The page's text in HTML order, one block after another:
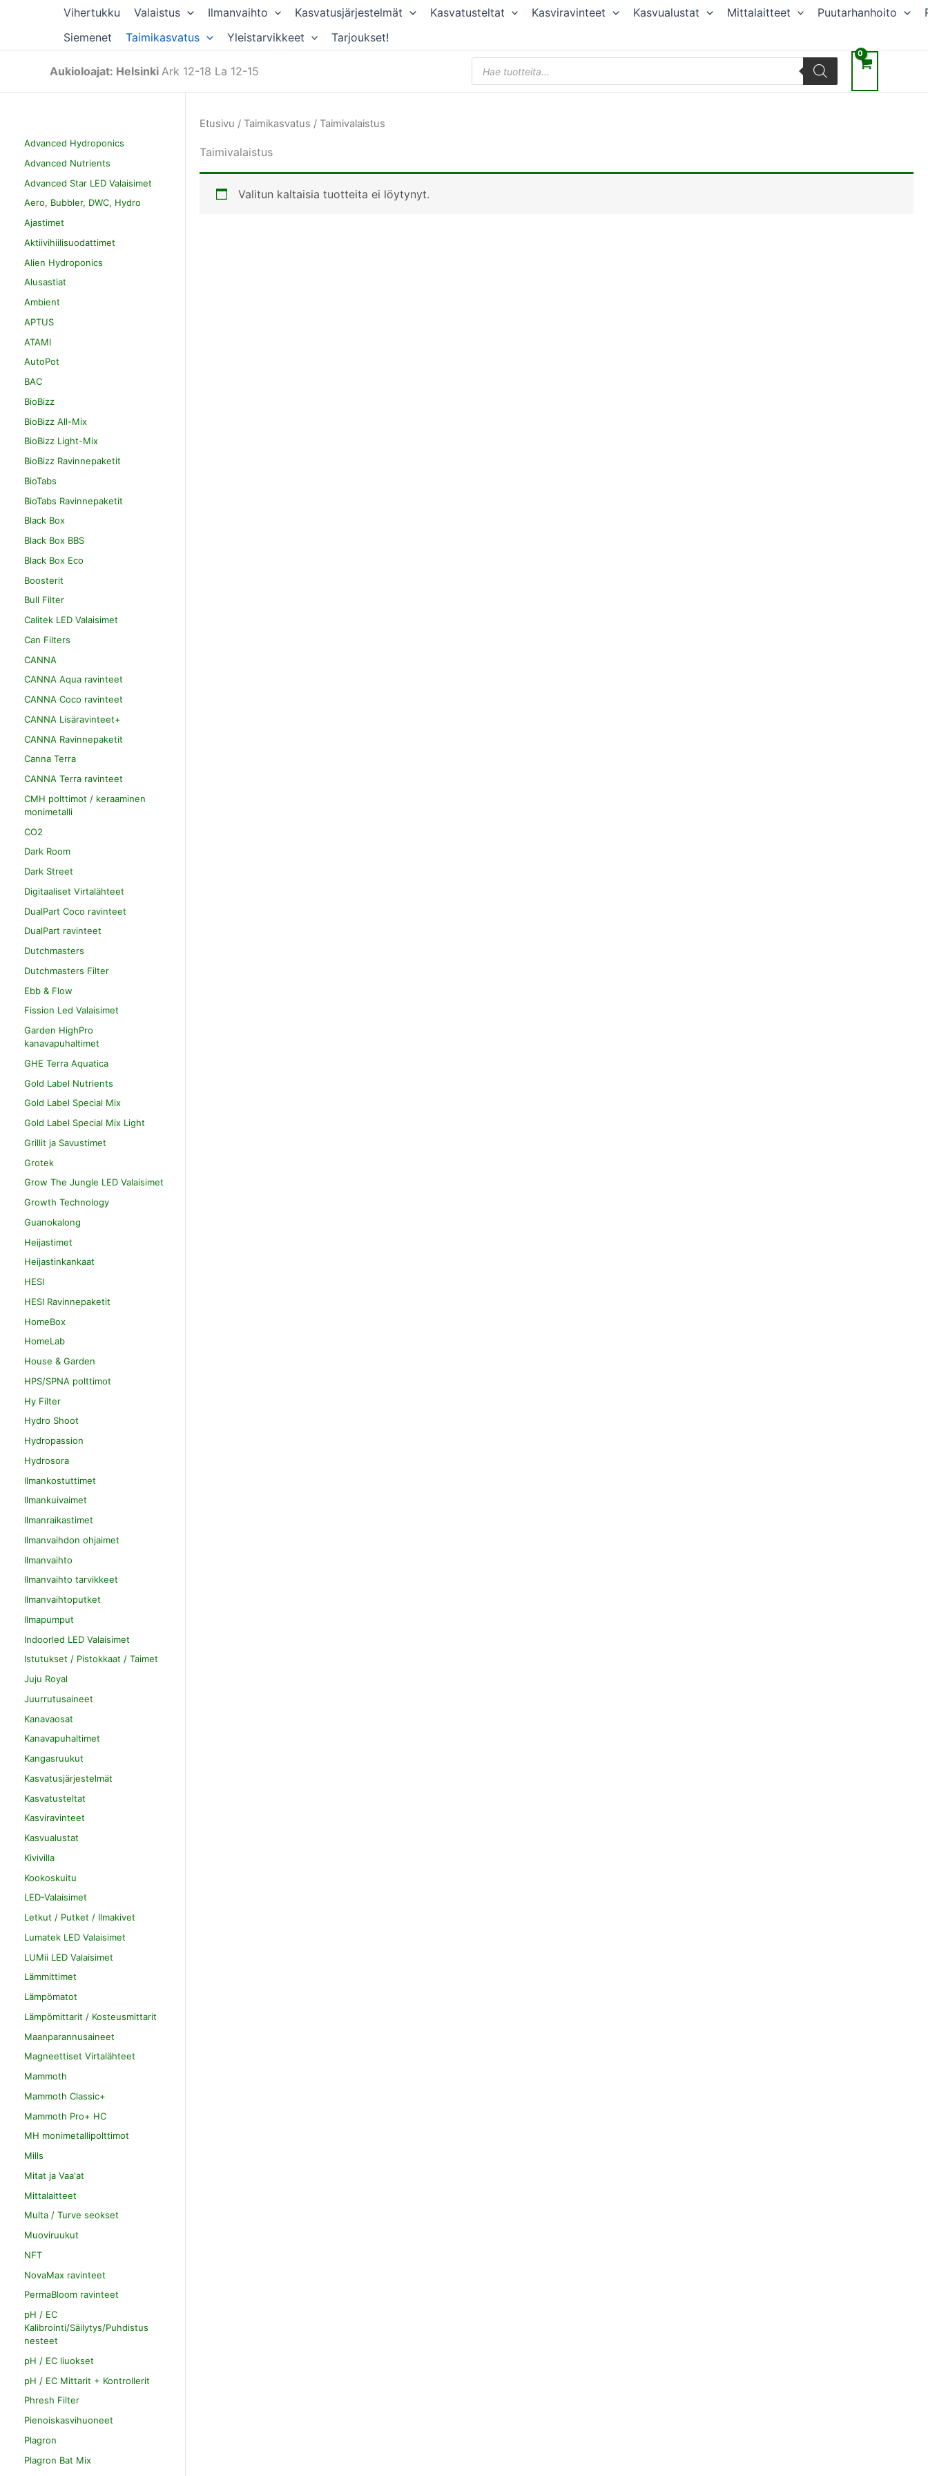
Vihertukku Valaistus Ilmanvaihto Kasvatusjärjestelmät Kasvatusteltat Kasviravinteet Kasvualustat Mittalaitteet Puutarhanhoito
Siemenet
Taimikasvatus Yleistarvikkeet Tarjoukset!
Aukioloajat: Helsinki Ark 12-18 La 12-15
Products
search
Advanced Hydroponics
Advanced Nutrients
Advanced Star LED Valaisimet
Aero, Bubbler, DWC, Hydro
Ajastimet
Aktiivihiilisuodattimet
Alien Hydroponics
Alusastiat
Ambient
APTUS
ATAMI
AutoPot
BAC
BioBizz
BioBizz All-Mix
BioBizz Light-Mix
BioBizz Ravinnepaketit
BioTabs
BioTabs Ravinnepaketit
Black Box
Black Box BBS
Black Box Eco
Boosterit
Bull Filter
Calitek LED Valaisimet
Can Filters
CANNA
CANNA Aqua ravinteet
CANNA Coco ravinteet
CANNA Lisäravinteet+
CANNA Ravinnepaketit
Canna Terra
CANNA Terra ravinteet
CMH polttimot / keraaminen
monimetalli
CO2
Dark Room
Dark Street
Digitaaliset Virtalähteet
DualPart Coco ravinteet
DualPart ravinteet
Dutchmasters
Dutchmasters Filter
Ebb & Flow
Fission Led Valaisimet
Garden HighPro
kanavapuhaltimet
GHE Terra Aquatica
Gold Label Nutrients
Gold Label Special Mix
Gold Label Special Mix Light
Grillit ja Savustimet
Grotek
Grow The Jungle LED Valaisimet
Growth Technology
Guanokalong
Heijastimet
Heijastinkankaat
HESI
HESI Ravinnepaketit
HomeBox
HomeLab
House & Garden
HPS/SPNA polttimot
Hy Filter
Hydro Shoot
Hydropassion
Hydrosora
Ilmankostuttimet
Ilmankuivaimet
Ilmanraikastimet
Ilmanvaihdon ohjaimet
Ilmanvaihto
Ilmanvaihto tarvikkeet
Ilmanvaihtoputket
Ilmapumput
Indoorled LED Valaisimet
Istutukset / Pistokkaat / Taimet
Juju Royal
Juurrutusaineet
Kanavaosat
Kanavapuhaltimet
Kangasruukut
Kasvatusjärjestelmät
Kasvatusteltat
Kasviravinteet
Kasvualustat
Kivivilla
Kookoskuitu
LED-Valaisimet
Letkut / Putket / Ilmakivet
Lumatek LED Valaisimet
LUMii LED Valaisimet
Lämmittimet
Lämpömatot
Lämpömittarit / Kosteusmittarit
Maanparannusaineet
Magneettiset Virtalähteet
Mammoth
Mammoth Classic+
Mammoth Pro+ HC
MH monimetallipolttimot
Mills
Mitat ja Vaa'at
Mittalaitteet
Multa / Turve seokset
Muoviruukut
NFT
NovaMax ravinteet
PermaBloom ravinteet
pH / EC
Kalibrointi/Säilytys/Puhdistus
nesteet
pH / EC liuokset
pH / EC Mittarit + Kontrollerit
Phresh Filter
Pienoiskasvihuoneet
Plagron
Plagron Bat Mix
Etusivu / Taimikasvatus / Taimivalaistus
Taimivalaistus
Valitun kaltaisia tuotteita ei löytynyt.